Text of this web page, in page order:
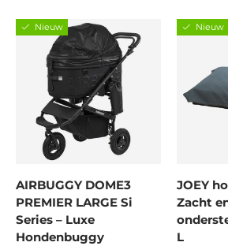
Nieuw
AIRBUGGY DOME3
PREMIER LARGE Si
Series – Luxe
Hondenbuggy
Nieuw
JOEY
Zacht
L